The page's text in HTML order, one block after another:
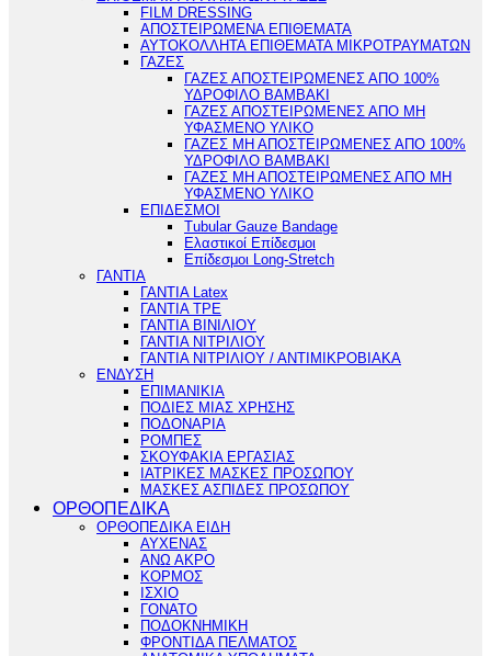
FILM DRESSING
ΑΠΟΣΤΕΙΡΩΜΕΝΑ ΕΠΙΘΕΜΑΤΑ
ΑΥΤΟΚΟΛΛΗΤΑ ΕΠΙΘΕΜΑΤΑ ΜΙΚΡΟΤΡΑΥΜΑΤΩΝ
ΓΑΖΕΣ
ΓΑΖΕΣ ΑΠΟΣΤΕΙΡΩΜΕΝΕΣ ΑΠΟ 100%
ΥΔΡΟΦΙΛΟ ΒΑΜΒΑΚΙ
ΓΑΖΕΣ ΑΠΟΣΤΕΙΡΩΜΕΝΕΣ ΑΠΟ ΜΗ
ΥΦΑΣΜΕΝΟ ΥΛΙΚΟ
ΓΑΖΕΣ ΜΗ ΑΠΟΣΤΕΙΡΩΜΕΝΕΣ ΑΠΟ 100%
ΥΔΡΟΦΙΛΟ ΒΑΜΒΑΚΙ
ΓΑΖΕΣ ΜΗ ΑΠΟΣΤΕΙΡΩΜΕΝΕΣ ΑΠΟ ΜΗ
ΥΦΑΣΜΕΝΟ ΥΛΙΚΟ
ΕΠΙΔΕΣΜΟΙ
Tubular Gauze Bandage
Ελαστικοί Επίδεσμοι
Επίδεσμοι Long-Stretch
ΓΑΝΤΙΑ
ΓΑΝΤΙΑ Latex
ΓΑΝΤΙΑ TPE
ΓΑΝΤΙΑ ΒΙΝΙΛΙΟΥ
ΓΑΝΤΙΑ ΝΙΤΡΙΛΙΟΥ
ΓΑΝΤΙΑ ΝΙΤΡΙΛΙΟΥ / ΑΝΤΙΜΙΚΡΟΒΙΑΚΑ
ΕΝΔΥΣΗ
ΕΠΙΜΑΝΙΚΙΑ
ΠΟΔΙΕΣ ΜΙΑΣ ΧΡΗΣΗΣ
ΠΟΔΟΝΑΡΙΑ
ΡΟΜΠΕΣ
ΣΚΟΥΦΑΚΙΑ ΕΡΓΑΣΙΑΣ
ΙΑΤΡΙΚΕΣ ΜΑΣΚΕΣ ΠΡΟΣΩΠΟΥ
ΜΑΣΚΕΣ ΑΣΠΙΔΕΣ ΠΡΟΣΩΠΟΥ
ΟΡΘΟΠΕΔΙΚΑ
ΟΡΘΟΠΕΔΙΚΑ ΕΙΔΗ
ΑΥΧΕΝΑΣ
ΑΝΩ ΑΚΡΟ
ΚΟΡΜΟΣ
ΙΣΧΙΟ
ΓΟΝΑΤΟ
ΠΟΔΟΚΝΗΜΙΚΗ
ΦΡΟΝΤΙΔΑ ΠΕΛΜΑΤΟΣ